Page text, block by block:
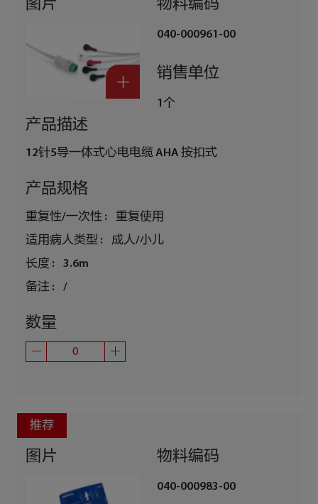
图片 物料编码
040-000961-00
销售单位
1个
产品描述
12针5导一体式心电电缆 AHA 按扣式
产品规格
重复性/一次性 :
重复使用
适用病人类型 :
成人/小儿
长度 :
3.6m
备注 :
/
数量
推荐
图片 物料编码
040-000983-00